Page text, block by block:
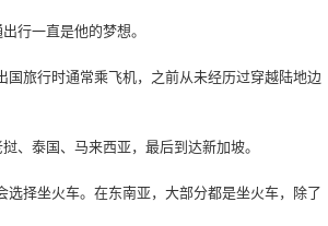
行一直是他的梦想。
旅行时通常乘飞机，之前从未经历过穿越陆地边
、泰国、马来西亚，最后到达新加坡。
择坐火车。在东南亚，大部分都是坐火车，除了